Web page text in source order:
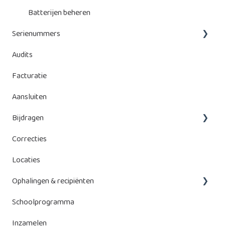
Batterijen beheren
Serienummers
Serienummers toevoegen
Serienummers beheren
Audits
Facturatie
Aansluiten
Bijdragen
Bebat-bijdragen
Energy Storage Systems (ESS)
Correcties
Locaties
Ophalingen & recipiënten
Beheer ophalingen
Recipiënten
Schoolprogramma
Inzamelen